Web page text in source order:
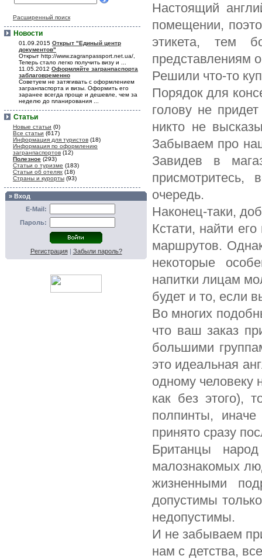
Расширенный поиск
Новости
01.09.2015 Открыт "Единый центр
документов"
Открыт http://www.zagranpassport.net.ua/,
Теперь стало легко получить визу и ...
11.05.2012 Оформляйте загранпаспорта
заблаговременно
Советуем не затягивать с оформлением
загранпаспорта и визы. Оформить его
заранее всегда проще и дешевле, чем за
неделю до планирования ...
Статьи
Новые статьи (0)
Все статьи (617)
Информация для туристов (18)
Информация по оформлению
загранпаспортов (12)
Полезное (293)
Статьи о туризме (183)
Статьи об отелях (18)
Страны и курорты (93)
» Вход
E-Mail:
Пароль:
Регистрация| Забыли пароль?
Настоящий
помещении,
этикета, тем
представлениям
Решили что-то
Порядок для
голову не
никто не
Забываем про
Завидев в
очередь.
Наконец-таки,
Кстати, найти
маршрутов.
некоторые
напитки лицам
будет и то, если
Во многих
что ваш заказ
большими
это идеальная
одному человеку
как без этого),
полпинты,
принято сразу
Британцы
малознакомых
жизненными
допустимы
недопустимы.
И не забываем
нам с детства,